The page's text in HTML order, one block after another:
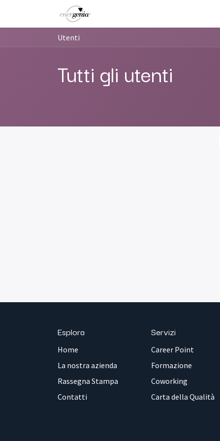
Utenti
Tutti gli utenti
Esplora
Home
La nostra azienda
Rassegna Stampa
Contatti
Servizi
Career Point
Formazione
Coworking
Carta della Qualità